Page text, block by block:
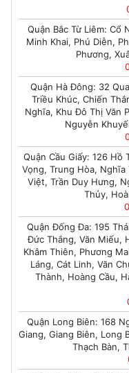
Quận Bắc Từ Liêm: Cổ
Minh Khai, Phú Diễn,
Phương,
Quận Hà Đông: 32
Triều Khúc, Chiến
Nghĩa, Khu Đô Thị Văn
Nguyễn
Quận Cầu Giấy: 126 Hồ
Vọng, Trung Hòa, Nghĩa
Việt, Trần Duy Hưng,
Thủy,
Quận Đống Đa: 195
Đức Thắng, Văn Miếu,
Khâm Thiên, Phương
Láng, Cát Linh, Văn
Thành, Hoàng Cầu,
Quận Long Biên: 168
Giang, Giang Biên, Long
Thạch Bàn,